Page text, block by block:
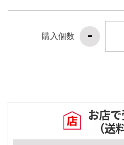
購入個数
お店
（送